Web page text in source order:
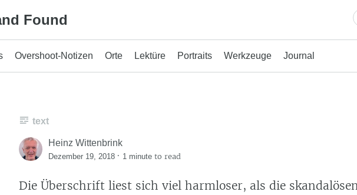
Found
Overshoot-Notizen Orte Lektüre Portraits Werkzeuge Journal
text
Heinz Wittenbrink
Dezember 19, 2018 · 1 minute to read
Die Überschrift liest sich viel harmloser, als die